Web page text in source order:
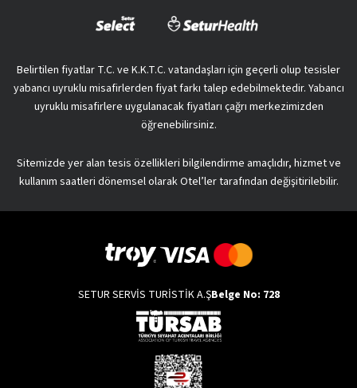
Belirtilen fiyatlar T.C. ve K.K.T.C. vatandaşları için geçerli olup tesisler
yabancı uyruklu misafirlerden fiyat farkı talep edebilmektedir. Yabancı
uyruklu misafirlere uygulanacak fiyatları çağrı merkezimizden
öğrenebilirsiniz.
Sitemizde yer alan tesis özellikleri bilgilendirme amaçlıdır, hizmet ve
kullanım saatleri dönemsel olarak Otel’ler tarafından değişitirilebilir.
SETUR SERVİS TURİSTİK A.ŞBelge No: 728